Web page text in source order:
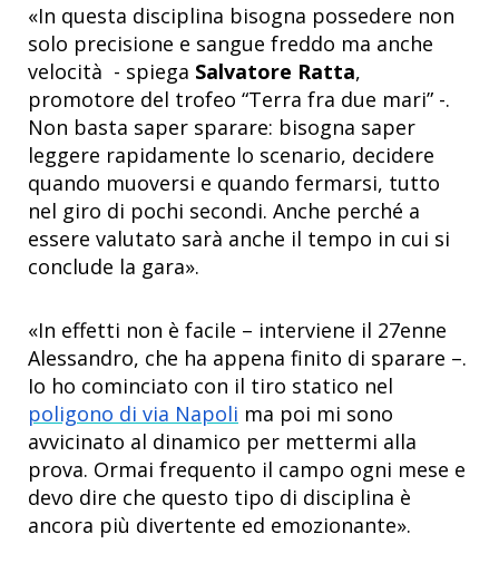
«In questa disciplina bisogna possedere non
solo precisione e sangue freddo ma anche
velocità - spiega Salvatore Ratta,
promotore del trofeo “Terra fra due mari” -.
Non basta saper sparare: bisogna saper
leggere rapidamente lo scenario, decidere
quando muoversi e quando fermarsi, tutto
nel giro di pochi secondi. Anche perché a
essere valutato sarà anche il tempo in cui si
conclude la gara».
«In effetti non è facile – interviene il 27enne
Alessandro, che ha appena finito di sparare –.
Io ho cominciato con il tiro statico nel
poligono di via Napoli ma poi mi sono
avvicinato al dinamico per mettermi alla
prova. Ormai frequento il campo ogni mese e
devo dire che questo tipo di disciplina è
ancora più divertente ed emozionante».